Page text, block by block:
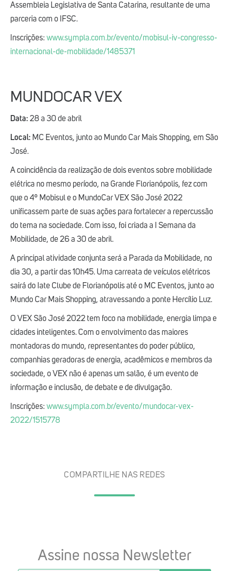
Assembleia Legislativa de Santa Catarina, resultante de uma
parceria com o IFSC.
Inscrições: www.sympla.com.br/evento/mobisul-iv-congresso-
internacional-de-mobilidade/1485371
MUNDOCAR VEX
Data: 28 a 30 de abril
Local: MC Eventos, junto ao Mundo Car Mais Shopping, em São
José.
A coincidência da realização de dois eventos sobre mobilidade
elétrica no mesmo período, na Grande Florianópolis, fez com
que o 4º Mobisul e o MundoCar VEX São José 2022
unificassem parte de suas ações para fortalecer a repercussão
do tema na sociedade. Com isso, foi criada a I Semana da
Mobilidade, de 26 a 30 de abril.
A principal atividade conjunta será a Parada da Mobilidade, no
dia 30, a partir das 10h45. Uma carreata de veículos elétricos
sairá do Iate Clube de Florianópolis até o MC Eventos, junto ao
Mundo Car Mais Shopping, atravessando a ponte Hercílio Luz.
O VEX São José 2022 tem foco na mobilidade, energia limpa e
cidades inteligentes. Com o envolvimento das maiores
montadoras do mundo, representantes do poder público,
companhias geradoras de energia, acadêmicos e membros da
sociedade, o VEX não é apenas um salão, é um evento de
informação e inclusão, de debate e de divulgação.
Inscrições: www.sympla.com.br/evento/mundocar-vex-
2022/1515778
COMPARTILHE NAS REDES
Assine nossa Newsletter